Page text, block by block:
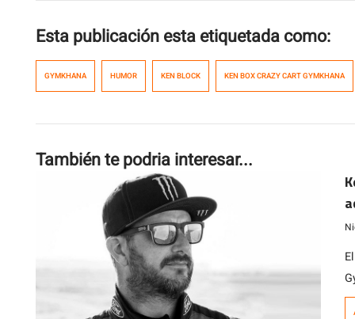
Esta publicación esta etiquetada como:
GYMKHANA HUMOR KEN BLOCK KEN BOX CRAZY CART GYMKHANA
También te podria interesar...